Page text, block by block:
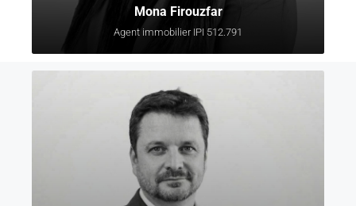
Mona Firouzfar
Agent immobilier IPI 512.791